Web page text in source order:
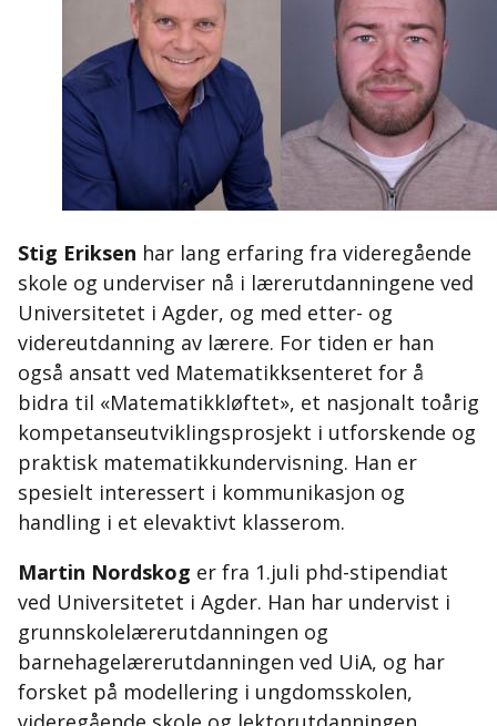
Stig Eriksen har lang erfaring fra videregående
skole og underviser nå i lærerutdanningene ved
Universitetet i Agder, og med etter- og
videreutdanning av lærere. For tiden er han
også ansatt ved Matematikksenteret for å
bidra til «Matematikkløftet», et nasjonalt toårig
kompetanseutviklingsprosjekt i utforskende og
praktisk matematikkundervisning. Han er
spesielt interessert i kommunikasjon og
handling i et elevaktivt klasserom.
Martin Nordskog er fra 1.juli phd-stipendiat
ved Universitetet i Agder. Han har undervist i
grunnskolelærerutdanningen og
barnehagelærerutdanningen ved UiA, og har
forsket på modellering i ungdomsskolen,